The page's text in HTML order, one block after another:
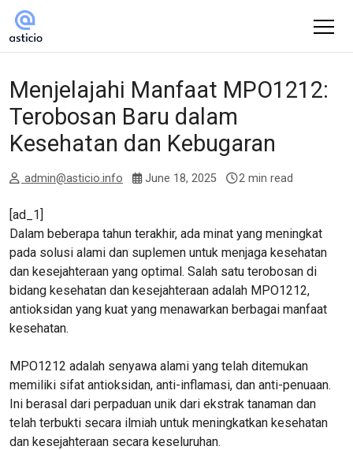
Menjelajahi Manfaat MPO1212:
Terobosan Baru dalam
Kesehatan dan Kebugaran
admin@asticio.info June 18, 2025 2 min read
[ad_1]
Dalam beberapa tahun terakhir, ada minat yang meningkat
pada solusi alami dan suplemen untuk menjaga kesehatan
dan kesejahteraan yang optimal. Salah satu terobosan di
bidang kesehatan dan kesejahteraan adalah MPO1212,
antioksidan yang kuat yang menawarkan berbagai manfaat
kesehatan.
MPO1212 adalah senyawa alami yang telah ditemukan
memiliki sifat antioksidan, anti-inflamasi, dan anti-penuaan.
Ini berasal dari perpaduan unik dari ekstrak tanaman dan
telah terbukti secara ilmiah untuk meningkatkan kesehatan
dan kesejahteraan secara keseluruhan.